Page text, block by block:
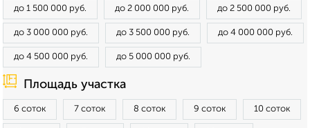
до 1 500 000 руб. до 2 000 000 руб. до 2 500 000 руб.
до 3 000 000 руб. до 3 500 000 руб. до 4 000 000 руб.
до 4 500 000 руб. до 5 000 000 руб.
Площадь участка
6 соток 7 соток 8 соток 9 соток 10 соток